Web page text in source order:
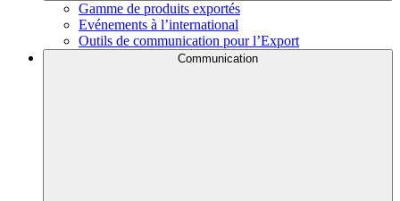
Gamme de produits exportés
Evénements à l’international
Outils de communication pour l’Export
Communication